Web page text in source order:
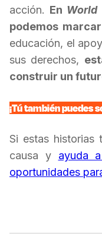
acción. En World
podemos
educación, el
sus derechos,
construir un
¡Tú también puedes
Si estas historias
causa y ayuda
oportunidades